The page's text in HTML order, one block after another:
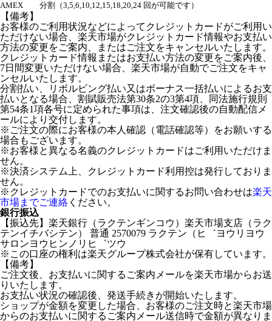
AMEX
分割（3,5,6,10,12,15,18,20,24 回が可能です）
【備考】
お客様のご利用状況などによってクレジットカードがご利用い
ただけない場合、楽天市場がクレジットカード情報やお支払い
方法の変更をご案内、またはご注文をキャンセルいたします。
クレジットカード情報またはお支払い方法の変更をご案内後、
7日間変更いただけない場合、楽天市場が自動でご注文をキャ
ンセルいたします。
分割払い、リボルビング払い又はボーナス一括払いによるお支
払いとなる場合、割賦販売法第30条2の3第4項、同法施行規則
第54条1項各号に定められた事項は、注文確認後の自動配信メ
ールにより交付します。
※ご注文の際にお客様の本人確認（電話確認等）をお願いする
場合もございます。
※お客様と異なる名義のクレジットカードはご利用いただけま
せん。
※決済システム上、クレジットカード利用控は発行しておりま
せん。
※クレジットカードでのお支払いに関するお問い合わせは楽天
市場までご連絡 ください。
銀行振込
【振込先】楽天銀行（ラクテンギンコウ）楽天市場支店（ラク
テンイチバシテン） 普通 2570079 ラクテン（ヒ゛ヨウリヨウ
サロンヨウヒンノリヒ゛ツウ
※この口座の権利は楽天グループ株式会社が保有しています。
【備考】
ご注文後、お支払いに関するご案内メールを楽天市場からお送
りいたします。
お支払い状況の確認後、発送手続きが開始いたします。
ショップが金額を変更した場合、お客様のご注文時と楽天市場
からのお支払いに関するご案内メール送信時で金額が異なりま